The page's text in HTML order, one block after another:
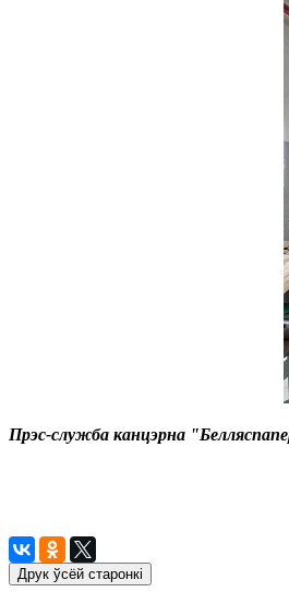
Прэс-служба канцэрна